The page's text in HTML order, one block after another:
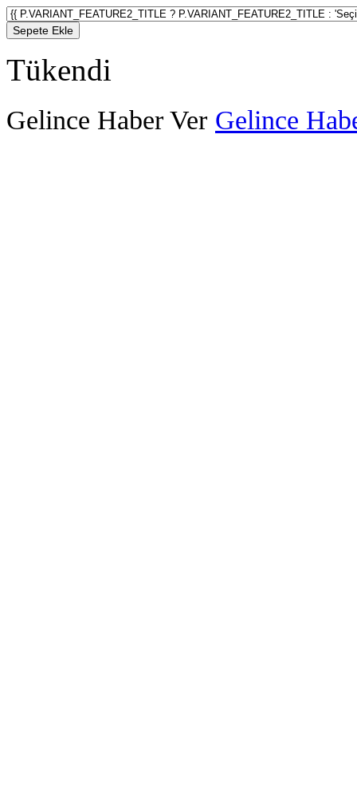
Sepete Ekle
Tükendi
Gelince Haber Ver Gelince